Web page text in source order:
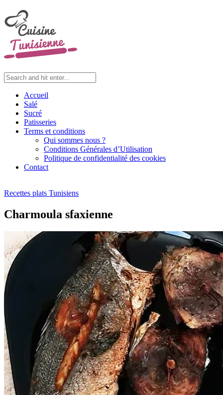
Accueil
Salé
Sucré
Patisseries
Terms et conditions
Qui sommes nous ?
Conditions Générales d’Utilisation
Politique de confidentialité des cookies
Contact
Recettes plats Tunisiens
Charmoula sfaxienne